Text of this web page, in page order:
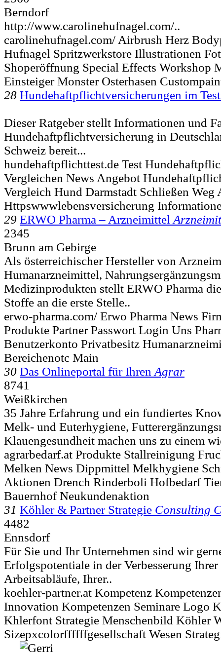
Berndorf
http://www.carolinehufnagel.com/..
carolinehufnagel.com/ Airbrush Herz
Hufnagel Spritzwerkstore Illustrationen
Shoperöffnung Special Effects Workshop
Einsteiger Monster Osterhasen
28 Hundehaftpflichtversicherungen im Test
Dieser Ratgeber stellt Informationen und
Hundehaftpflichtversicherung in
Schweiz bereit...
hundehaftpflichttest.de Test
Vergleichen News Angebot
Vergleich Hund Darmstadt Schließen Weg
Httpswwwlebensversicherung
29 ERWO Pharma – Arzneimittel
2345
Brunn am Gebirge
Als österreichischer Hersteller von
Humanarzneimittel,
Medizinprodukten stellt ERWO Pharma
Stoffe an die erste Stelle..
erwo-pharma.com/ Erwo Pharma News
Produkte Partner Passwort Login Uns
Benutzerkonto Privatbesitz
Bereichenotc Main
30 Das Onlineportal für Ihren Agrar
8741
Weißkirchen
35 Jahre Erfahrung und ein fundiertes
Melk- und Euterhygiene,
Klauengesundheit machen uns zu einem
agrarbedarf.at Produkte Stallreinigung
Melken News Dippmittel Melkhygiene
Aktionen Drench Rinderboli Hofbedarf
Bauernhof Neukundenaktion
31 Köhler & Partner Strategie Consulting
4482
Ennsdorf
Für Sie und Ihr Unternehmen sind wir
Erfolgspotentiale in der Verbesserung
Arbeitsabläufe, Ihrer..
koehler-partner.at Kompetenz
Innovation Kompetenzen Seminare Logo
Khlerfont Strategie Menschenbild Köhler
Sizepxcolorffffffgesellschaft Wesen